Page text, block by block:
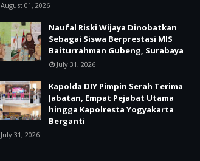
August 01, 2026
Naufal Riski Wijaya Dinobatkan
Sebagai Siswa Berprestasi MIS
Baiturrahman Gubeng, Surabaya
July 31, 2026
Kapolda DIY Pimpin Serah Terima
Jabatan, Empat Pejabat Utama
hingga Kapolresta Yogyakarta
Berganti
July 31, 2026